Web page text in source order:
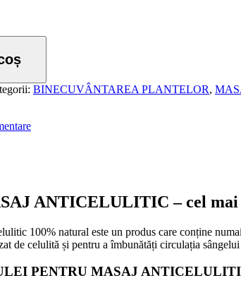
BINECUVÂNTAREA PLANTELOR,
ANTICELULITIC – cel
100% natural este un produs care conține
de celulită și pentru a îmbunătăți circulația
PENTRU MASAJ